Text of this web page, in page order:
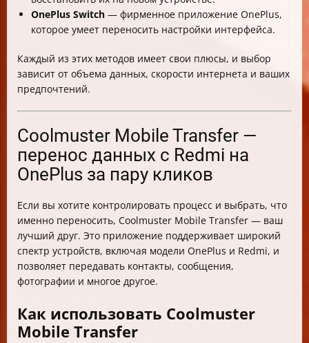
OnePlus Switch — фирменное приложение OnePlus,
которое умеет переносить настройки интерфейса.
Каждый из этих методов имеет свои плюсы, и выбор
зависит от объема данных, скорости интернета и ваших
предпочтений.
Coolmuster Mobile Transfer —
перенос данных с Redmi на
OnePlus за пару кликов
Если вы хотите контролировать процесс и выбрать, что
именно переносить, Coolmuster Mobile Transfer — ваш
лучший друг. Это приложение поддерживает широкий
спектр устройств, включая модели OnePlus и Redmi, и
позволяет передавать контакты, сообщения,
фотографии и многое другое.
Как использовать Coolmuster
Mobile Transfer